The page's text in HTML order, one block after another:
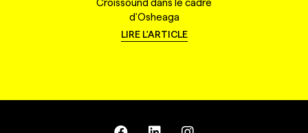
d'Osheaga
LIRE L'ARTICLE